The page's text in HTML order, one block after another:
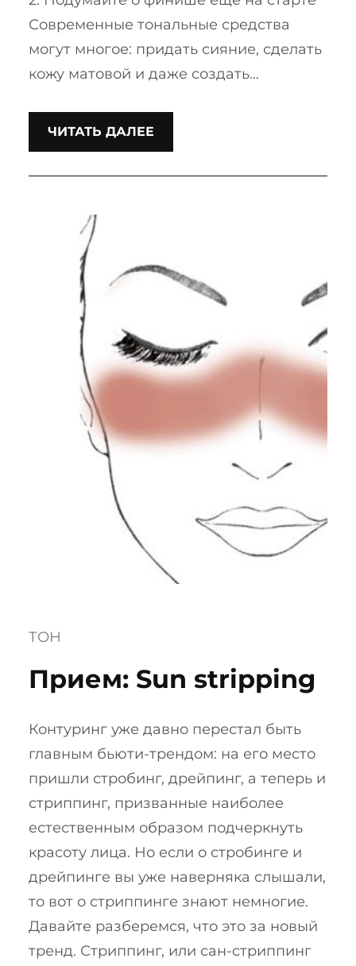
Современные тональные средства
могут многое: придать сияние, сделать
кожу матовой и даже создать…
ЧИТАТЬ ДАЛЕЕ
ТОН
Прием: Sun stripping
Контуринг уже давно перестал быть
главным бьюти-трендом: на его место
пришли стробинг, дрейпинг, а теперь и
стриппинг, призванные наиболее
естественным образом подчеркнуть
красоту лица. Но если о стробинге и
дрейпинге вы уже наверняка слышали,
то вот о стриппинге знают немногие.
Давайте разберемся, что это за новый
тренд. Стриппинг, или сан-стриппинг